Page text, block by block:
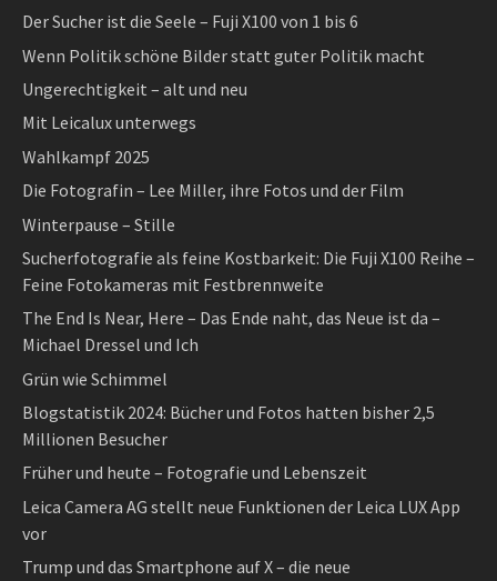
Der Sucher ist die Seele – Fuji X100 von 1 bis 6
Wenn Politik schöne Bilder statt guter Politik macht
Ungerechtigkeit – alt und neu
Mit Leicalux unterwegs
Wahlkampf 2025
Die Fotografin – Lee Miller, ihre Fotos und der Film
Winterpause – Stille
Sucherfotografie als feine Kostbarkeit: Die Fuji X100 Reihe –
Feine Fotokameras mit Festbrennweite
The End Is Near, Here – Das Ende naht, das Neue ist da –
Michael Dressel und Ich
Grün wie Schimmel
Blogstatistik 2024: Bücher und Fotos hatten bisher 2,5
Millionen Besucher
Früher und heute – Fotografie und Lebenszeit
Leica Camera AG stellt neue Funktionen der Leica LUX App
vor
Trump und das Smartphone auf X – die neue